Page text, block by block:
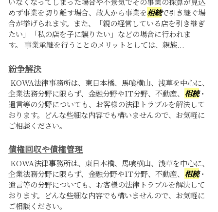
めず事業を切り離す場合、故人から事業を相続で引き継ぐ場
合が挙げられます。また、「親の経営している店を引き継ぎ
たい」「私の店を子に譲りたい」などの場合に行われま
す。 事業承継を行うことのメリットとしては、親族...
紛争解決
KOWA法律事務所は、東日本橋、馬喰横山、浅草を中心に、
企業法務分野に限らず、金融分野やIT分野、不動産、 相続・
遺言等の分野についても、お客様の法律トラブルを解決して
おります。どんな些細な内容でも構いませんので、お気軽に
ご相談ください。
債権回収や債権管理
KOWA法律事務所は、東日本橋、馬喰横山、浅草を中心に、
企業法務分野に限らず、金融分野やIT分野、不動産、 相続・
遺言等の分野についても、お客様の法律トラブルを解決して
おります。どんな些細な内容でも構いませんので、お気軽に
ご相談ください。